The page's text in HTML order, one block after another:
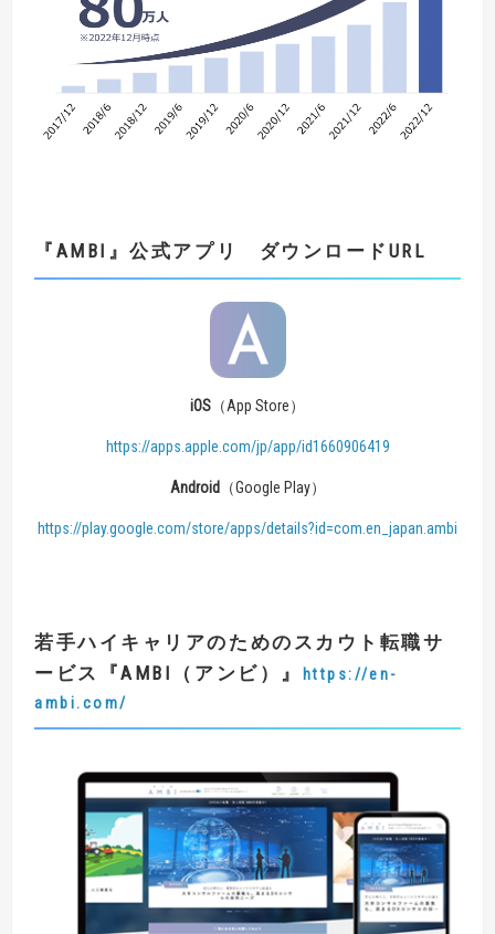
『 AMBI 』公式アプリ ダウンロード URL
iOS （App Store）
https://apps.apple.com/jp/app/id1660906419
Android （Google Play）
https://play.google.com/store/apps/details?id=com.en_japan.ambi
若手ハイキャリアのためのスカウト転職サ
ービス
『AMBI（アンビ）』
https://en-
ambi.com/